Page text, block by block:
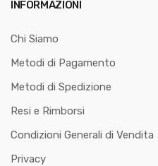
INFORMAZIONI
Chi Siamo
Metodi di Pagamento
Metodi di Spedizione
Resi e Rimborsi
Condizioni Generali di Vendita
Privacy